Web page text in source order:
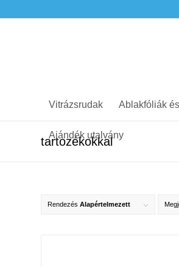
Vitrázsrudak Ablakfóliák
Ajándék utalvány
tartozékokkal
Rendezés Alapértelmezett